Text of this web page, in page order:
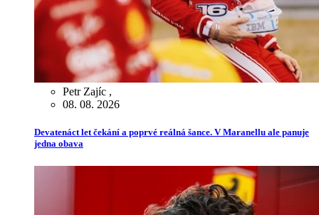
Petr Zajíc ,
08. 08. 2026
Devatenáct let čekání a poprvé reálná šance. V Maranellu ale panuje
jedna obava